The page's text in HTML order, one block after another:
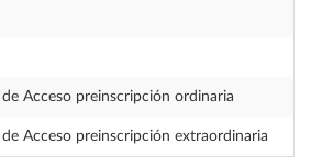
Acceso preinscripción ordinaria
Acceso preinscripción extraordinaria